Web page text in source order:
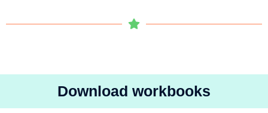
Download workbooks